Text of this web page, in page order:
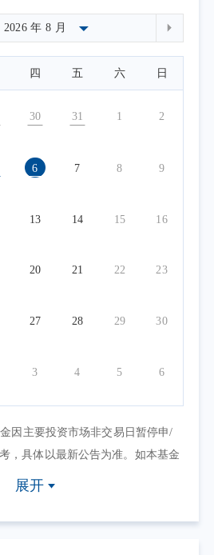
四 五 六 日
30 31 1 2
6 7 8 9
13 14 15 16
20 21 22 23
27 28 29 30
3 4 5 6
因主要投资市场非交易日暂停申/
，具体以最新公告为准。如本基金
务或有其他交易状态限制的，可点
月的开放日安排，如需要查询本基
展开